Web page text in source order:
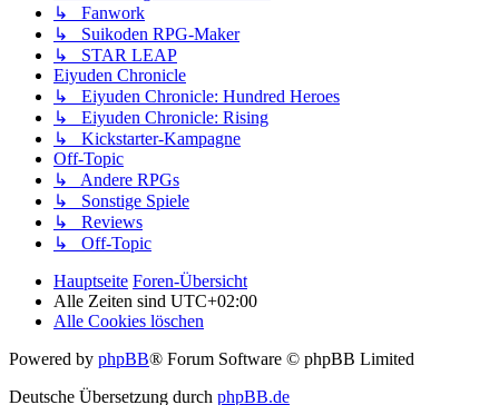
↳ Fanwork
↳ Suikoden RPG-Maker
↳ STAR LEAP
Eiyuden Chronicle
↳ Eiyuden Chronicle: Hundred Heroes
↳ Eiyuden Chronicle: Rising
↳ Kickstarter-Kampagne
Off-Topic
↳ Andere RPGs
↳ Sonstige Spiele
↳ Reviews
↳ Off-Topic
Hauptseite Foren-Übersicht
Alle Zeiten sind UTC+02:00
Alle Cookies löschen
Powered by phpBB® Forum Software © phpBB Limited
Deutsche Übersetzung durch phpBB.de